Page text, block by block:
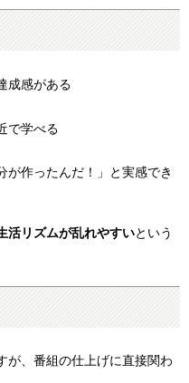
成感がある
で学べる
が作ったんだ！」と実感でき
活リズムが乱れやすいという
が、番組の仕上げに直接関わ